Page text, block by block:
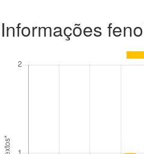
Informações